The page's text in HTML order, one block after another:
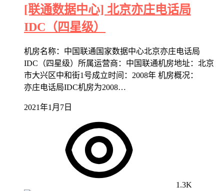
[联通数据中心] 北京亦庄电话局
IDC（四星级）
机房名称：中国联通国家数据中心北京亦庄电话局
IDC（四星级）所属运营商：中国联通机房地址：北京
市大兴区中和街1号成立时间：2008年 机房概况：
亦庄电话局IDC机房为2008…
2021年1月7日
1.3K